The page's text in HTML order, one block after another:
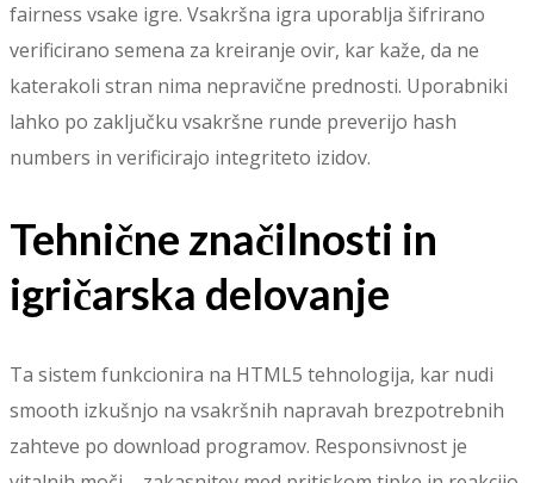
fairness vsake igre. Vsakršna igra uporablja šifrirano
verificirano semena za kreiranje ovir, kar kaže, da ne
katerakoli stran nima nepravične prednosti. Uporabniki
lahko po zaključku vsakršne runde preverijo hash
numbers in verificirajo integriteto izidov.
Tehnične značilnosti in
igričarska delovanje
Ta sistem funkcionira na HTML5 tehnologija, kar nudi
smooth izkušnjo na vsakršnih napravah brezpotrebnih
zahteve po download programov. Responsivnost je